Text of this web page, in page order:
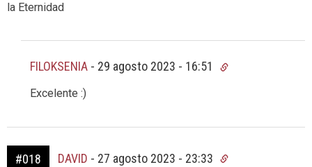
la Eternidad
FILOKSENIA - 29 agosto 2023 - 16:51
Excelente :)
#018 DAVID - 27 agosto 2023 - 23:33